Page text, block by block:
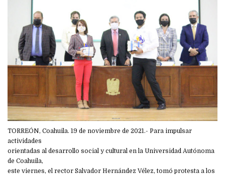
TORREÓN, Coahuila. 19 de noviembre de 2021.- Para impulsar
actividades
orientadas al desarrollo social y cultural en la Universidad Autónoma
de Coahuila,
este viernes, el rector Salvador Hernández Vélez, tomó protesta a los